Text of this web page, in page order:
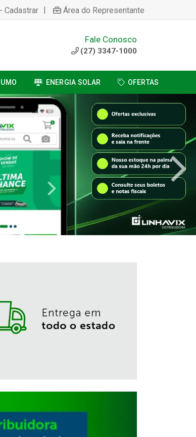
Cadastrar | Área do Representante
Fale Conosco
(27) 3347-1000
ENERGIA SOLAR OFERTAS